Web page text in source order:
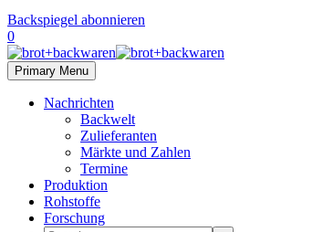
Backspiegel abonnieren
0
Primary Menu
Nachrichten
Backwelt
Zulieferanten
Märkte und Zahlen
Termine
Produktion
Rohstoffe
Forschung